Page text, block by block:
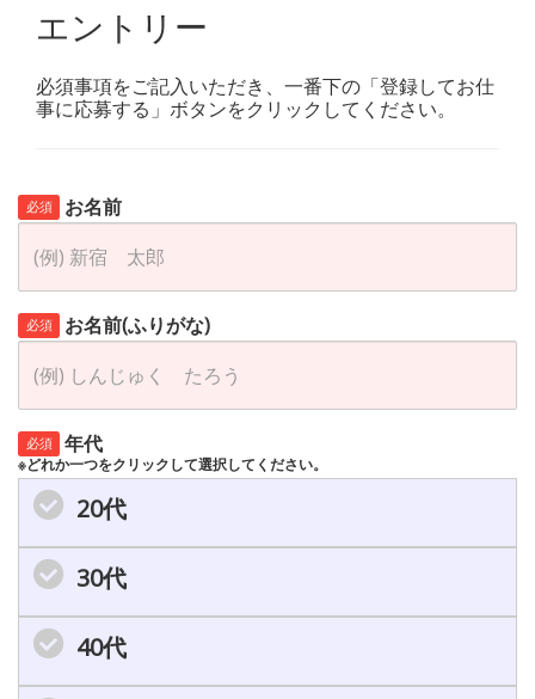
エントリー
必須事項をご記入いただき、一番下の「登録してお仕
事に応募する」ボタンをクリックしてください。
必須 お名前
必須 お名前(ふりがな)
必須 年代
※どれか一つをクリックして選択してください。
20代
30代
40代